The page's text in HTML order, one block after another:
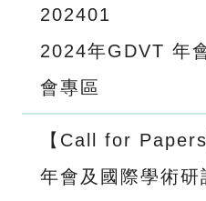
202401
2024年GDVT 年
會專區
【Call for
年會及國際學術研